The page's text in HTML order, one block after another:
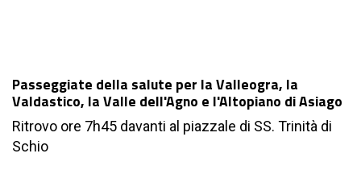
Passeggiate della salute per la Valleogra, la
Valdastico, la Valle dell'Agno e l'Altopiano di Asiago
Ritrovo ore 7h45 davanti al piazzale di SS. Trinità di
Schio